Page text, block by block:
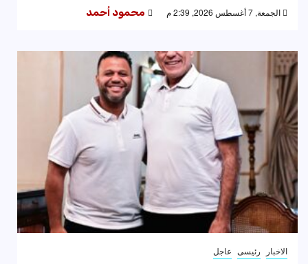
الجمعة, 7 أغسطس 2026, 2:39 م محمود أحمد
الاخبار رئيسى عاجل